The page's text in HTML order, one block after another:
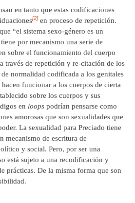
en tanto que estas codificaciones
[2] en proceso de repetición.
“el sistema sexo-género es un
por mecanismo una serie de
sobre el funcionamiento del cuerpo
través de repetición y re-citación de los
normalidad codificada a los genitales
funcionar a los cuerpos de cierta
sobre los cuerpos y sus
en loops podrían pensarse como
amorosas que son sexualidades que
La sexualidad para Preciado tiene
mecanismo de escritura de
y social. Pero, por ser una
está sujeto a una recodificación y
prácticas. De la misma forma que son